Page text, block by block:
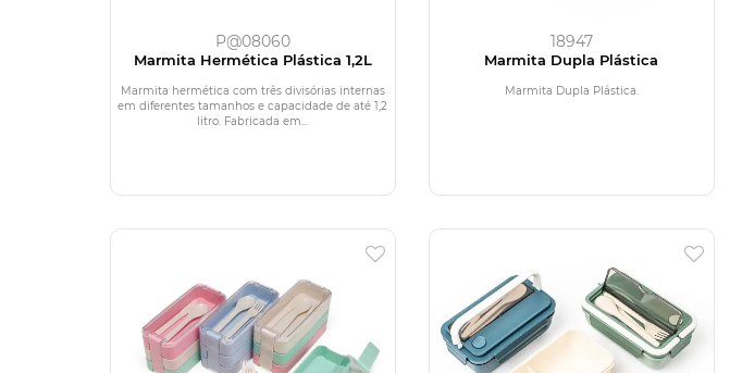
P@08060
Marmita Hermética Plástica 1,2L
Marmita hermética com três divisórias internas
em diferentes tamanhos e capacidade de até 1,2
litro. Fabricada em...
18947
Marmita Dupla Plástica
Marmita Dupla Plástica.